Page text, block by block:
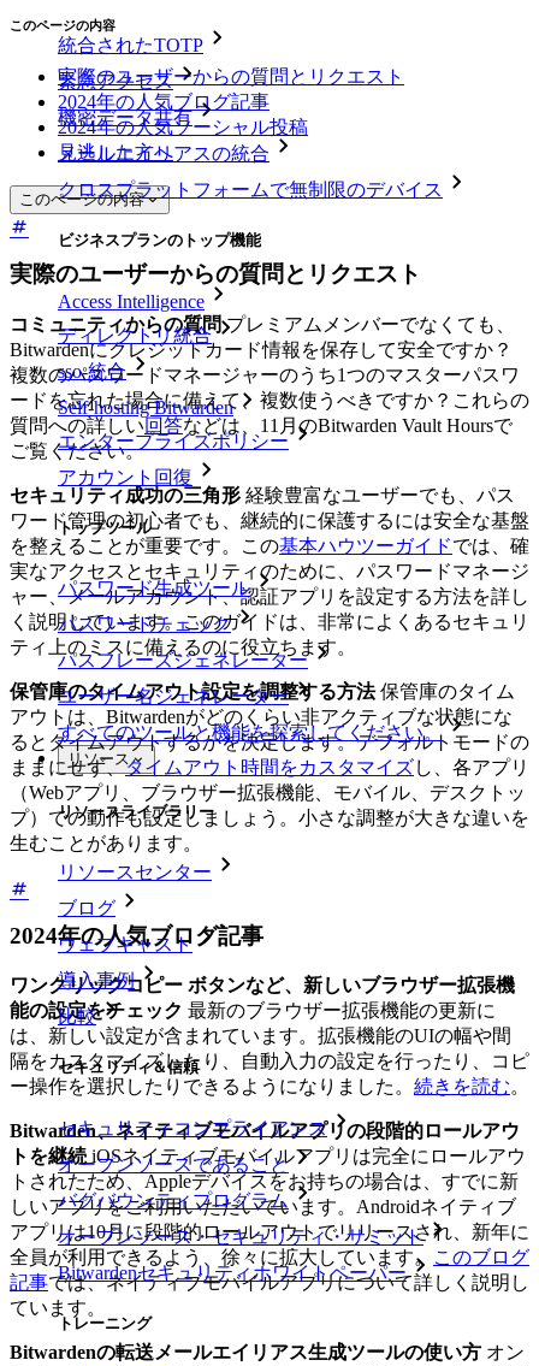
統合されたTOTP
緊急アクセス
機密データ共有
メールエイリアスの統合
クロスプラットフォームで無制限のデバイス
ビジネスプランのトップ機能
Access Intelligence
ディレクトリ統合
sso-統合
Self-hosting Bitwarden
エンタープライズポリシー
アカウント回復
トップツール
パスワード生成ツール
パスワードチェック
パスフレーズジェネレーター
ユーザー名ジェネレーター
すべてのツールと機能を探索してください。
リソース
リソースライブラリー
リソースセンター
ブログ
ウェブキャスト
導入事例
比較
セキュリティ＆信頼
セキュリティコンプライアンス
オープンソースであること
バグバウンティプログラム
オープンソース・セキュリティ・サミット
Bitwardenセキュリティホワイトペーパー
トレーニング
このページの内容
実際のユーザーからの質問とリクエスト
2024年の人気ブログ記事
2024年の人気ソーシャル投稿
見逃した方へ
このページの内容
実際のユーザーからの質問とリクエスト
コミュニティからの質問 プレミアムメンバーでなくても、
Bitwardenにクレジットカード情報を保存して安全ですか？
複数のパスワードマネージャーのうち1つのマスターパスワ
ードを忘れた場合に備えて、複数使うべきですか？これらの
質問への詳しい回答などは、11月のBitwarden Vault Hoursで
ご覧ください。
セキュリティ成功の三角形 経験豊富なユーザーでも、パス
ワード管理の初心者でも、継続的に保護するには安全な基盤
を整えることが重要です。この基本ハウツーガイドでは、確
実なアクセスとセキュリティのために、パスワードマネージ
ャー、メールアカウント、認証アプリを設定する方法を詳し
く説明しています。このガイドは、非常によくあるセキュリ
ティ上のミスに備えるのに役立ちます。
保管庫のタイムアウト設定を調整する方法 保管庫のタイム
アウトは、Bitwardenがどのくらい非アクティブな状態にな
るとタイムアウトするかを決定します。デフォルトモードの
ままにせず、タイムアウト時間をカスタマイズし、各アプリ
（Webアプリ、ブラウザー拡張機能、モバイル、デスクトッ
プ）での動作も設定しましょう。小さな調整が大きな違いを
生むことがあります。
2024年の人気ブログ記事
ワンクリックコピー ボタンなど、新しいブラウザー拡張機
能の設定をチェック 最新のブラウザー拡張機能の更新に
は、新しい設定が含まれています。拡張機能のUIの幅や間
隔をカスタマイズしたり、自動入力の設定を行ったり、コピ
ー操作を選択したりできるようになりました。 続きを読む。
Bitwarden、ネイティブモバイルアプリの段階的ロールアウ
トを継続 iOSネイティブモバイルアプリは完全にロールアウ
トされたため、Appleデバイスをお持ちの場合は、すでに新
しいアプリをご利用いただいています。Androidネイティブ
アプリは10月に段階的ロールアウトでリリースされ、新年に
全員が利用できるよう、徐々に拡大しています。
このブログ
記事では、ネイティブモバイルアプリについて詳しく説明し
ています。
Bitwardenの転送メールエイリアス生成ツールの使い方 オン